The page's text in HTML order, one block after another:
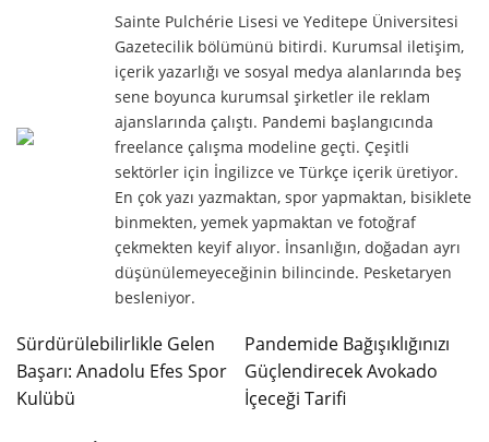
Sainte Pulchérie Lisesi ve Yeditepe Üniversitesi
Gazetecilik bölümünü bitirdi. Kurumsal iletişim,
içerik yazarlığı ve sosyal medya alanlarında beş
sene boyunca kurumsal şirketler ile reklam
ajanslarında çalıştı. Pandemi başlangıcında
freelance çalışma modeline geçti. Çeşitli
sektörler için İngilizce ve Türkçe içerik üretiyor.
En çok yazı yazmaktan, spor yapmaktan, bisiklete
binmekten, yemek yapmaktan ve fotoğraf
çekmekten keyif alıyor. İnsanlığın, doğadan ayrı
düşünülemeyeceğinin bilincinde. Pesketaryen
besleniyor.
Sürdürülebilirlikle Gelen
Başarı: Anadolu Efes Spor
Kulübü
Pandemide Bağışıklığınızı
Güçlendirecek Avokado
İçeceği Tarifi